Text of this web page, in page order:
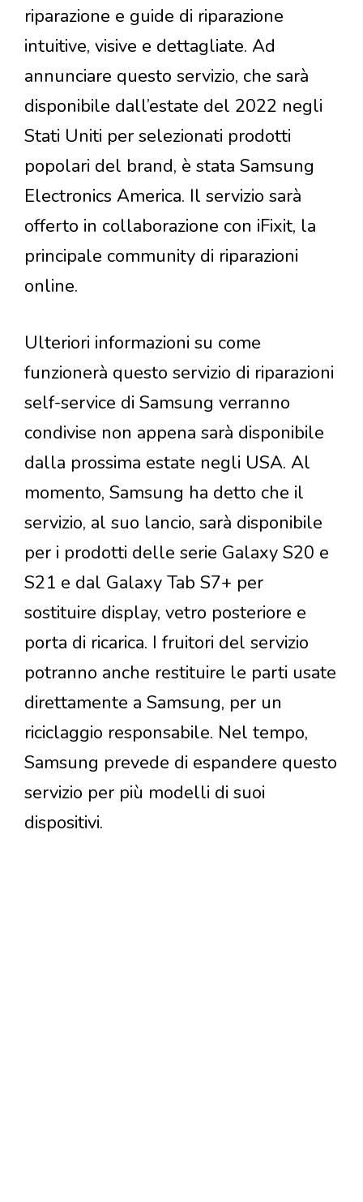
riparazione e guide di riparazione
intuitive, visive e dettagliate. Ad
annunciare questo servizio, che sarà
disponibile dall’estate del 2022 negli
Stati Uniti per selezionati prodotti
popolari del brand, è stata Samsung
Electronics America. Il servizio sarà
offerto in collaborazione con iFixit, la
principale community di riparazioni
online.
Ulteriori informazioni su come
funzionerà questo servizio di riparazioni
self-service di Samsung verranno
condivise non appena sarà disponibile
dalla prossima estate negli USA. Al
momento, Samsung ha detto che il
servizio, al suo lancio, sarà disponibile
per i prodotti delle serie Galaxy S20 e
S21 e dal Galaxy Tab S7+ per
sostituire display, vetro posteriore e
porta di ricarica. I fruitori del servizio
potranno anche restituire le parti usate
direttamente a Samsung, per un
riciclaggio responsabile. Nel tempo,
Samsung prevede di espandere questo
servizio per più modelli di suoi
dispositivi.